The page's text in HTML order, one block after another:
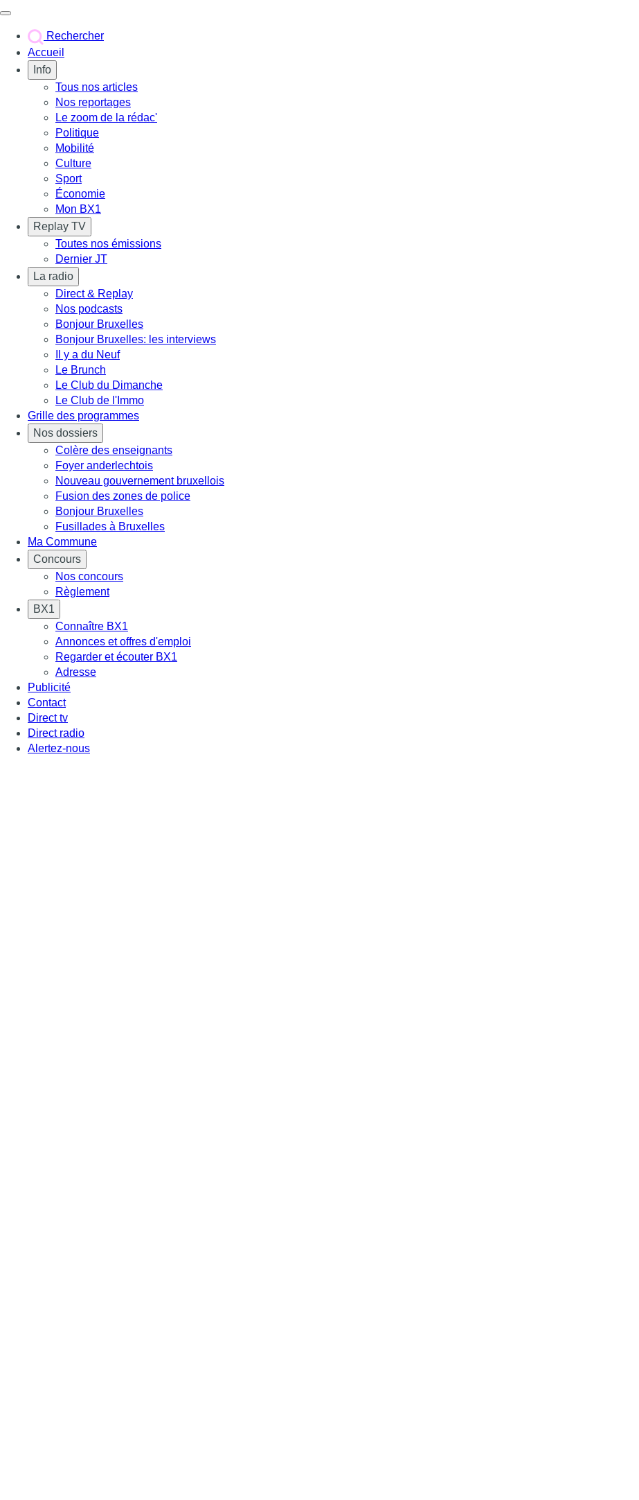
Rechercher
Accueil
Info
Tous nos articles
Nos reportages
Le zoom de la rédac'
Politique
Mobilité
Culture
Sport
Économie
Mon BX1
Replay TV
Toutes nos émissions
Dernier JT
La radio
Direct & Replay
Nos podcasts
Bonjour Bruxelles
Bonjour Bruxelles: les interviews
Il y a du Neuf
Le Brunch
Le Club du Dimanche
Le Club de l'Immo
Grille des programmes
Nos dossiers
Colère des enseignants
Foyer anderlechtois
Nouveau gouvernement bruxellois
Fusion des zones de police
Bonjour Bruxelles
Fusillades à Bruxelles
Ma Commune
Concours
Nos concours
Règlement
BX1
Connaître BX1
Annonces et offres d'emploi
Regarder et écouter BX1
Adresse
Publicité
Contact
Direct tv
Direct radio
Alertez-nous